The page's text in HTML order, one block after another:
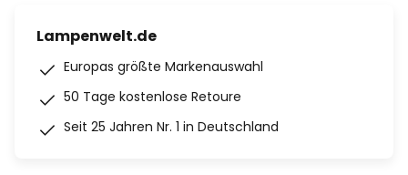
Lampenwelt.de
Europas größte Markenauswahl
50 Tage kostenlose Retoure
Seit 25 Jahren Nr. 1 in Deutschland